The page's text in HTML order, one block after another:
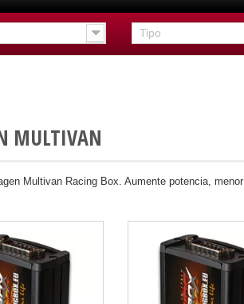
Tipo
MULTIVAN
Multivan Racing Box. Aumente potencia,